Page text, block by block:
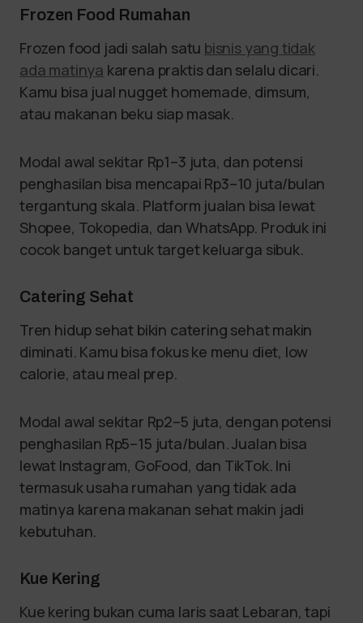
Frozen Food Rumahan
Frozen food jadi salah satu bisnis yang tidak
ada matinya karena praktis dan selalu dicari.
Kamu bisa jual nugget homemade, dimsum,
atau makanan beku siap masak.
Modal awal sekitar Rp1–3 juta, dan potensi
penghasilan bisa mencapai Rp3–10 juta/bulan
tergantung skala. Platform jualan bisa lewat
Shopee, Tokopedia, dan WhatsApp. Produk ini
cocok banget untuk target keluarga sibuk.
Catering Sehat
Tren hidup sehat bikin catering sehat makin
diminati. Kamu bisa fokus ke menu diet, low
calorie, atau meal prep.
Modal awal sekitar Rp2–5 juta, dengan potensi
penghasilan Rp5–15 juta/bulan. Jualan bisa
lewat Instagram, GoFood, dan TikTok. Ini
termasuk usaha rumahan yang tidak ada
matinya karena makanan sehat makin jadi
kebutuhan.
Kue Kering
Kue kering bukan cuma laris saat Lebaran, tapi